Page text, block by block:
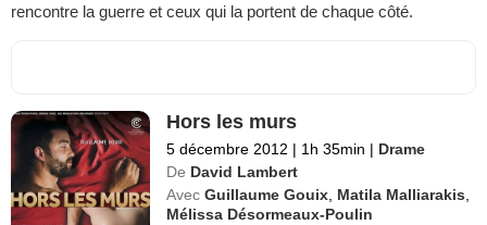
rencontre la guerre et ceux qui la portent de chaque côté.
Hors les murs
5 décembre 2012 | 1h 35min | Drame
De David Lambert
Avec Guillaume Gouix, Matila Malliarakis,
Mélissa Désormeaux-Poulin